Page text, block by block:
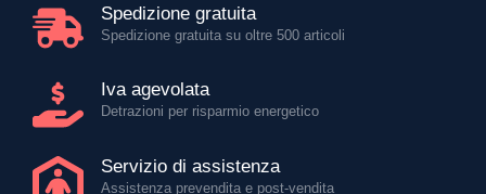
Spedizione gratuita
Spedizione gratuita su oltre 500 articoli
Iva agevolata
Detrazioni per risparmio energetico
Servizio di assistenza
Assistenza prevendita e post-vendita